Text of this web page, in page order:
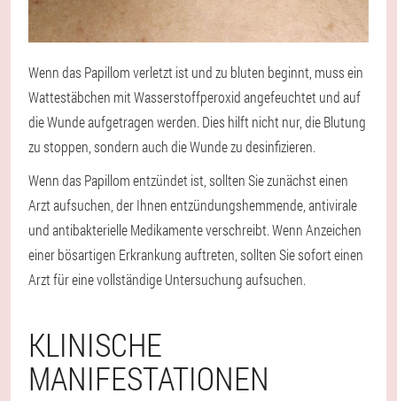
Wenn das Papillom verletzt ist und zu bluten beginnt, muss ein
Wattestäbchen mit Wasserstoffperoxid angefeuchtet und auf
die Wunde aufgetragen werden. Dies hilft nicht nur, die Blutung
zu stoppen, sondern auch die Wunde zu desinfizieren.
Wenn das Papillom entzündet ist, sollten Sie zunächst einen
Arzt aufsuchen, der Ihnen entzündungshemmende, antivirale
und antibakterielle Medikamente verschreibt. Wenn Anzeichen
einer bösartigen Erkrankung auftreten, sollten Sie sofort einen
Arzt für eine vollständige Untersuchung aufsuchen.
KLINISCHE
MANIFESTATIONEN